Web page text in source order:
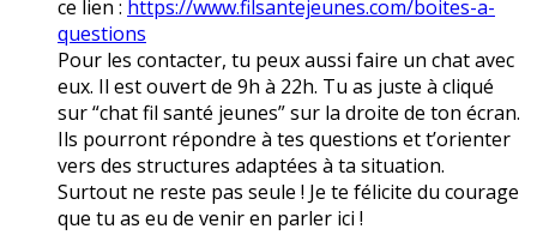
ce lien : https://www.filsantejeunes.com/boites-a-
questions
Pour les contacter, tu peux aussi faire un chat avec
eux. Il est ouvert de 9h à 22h. Tu as juste à cliqué
sur “chat fil santé jeunes” sur la droite de ton écran.
Ils pourront répondre à tes questions et t’orienter
vers des structures adaptées à ta situation.
Surtout ne reste pas seule ! Je te félicite du courage
que tu as eu de venir en parler ici !